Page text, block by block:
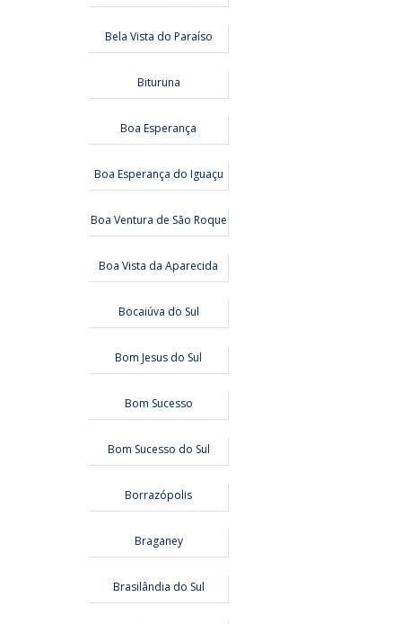
Bela Vista do Paraíso
Bituruna
Boa Esperança
Boa Esperança do Iguaçu
Boa Ventura de São Roque
Boa Vista da Aparecida
Bocaiúva do Sul
Bom Jesus do Sul
Bom Sucesso
Bom Sucesso do Sul
Borrazópolis
Braganey
Brasilândia do Sul